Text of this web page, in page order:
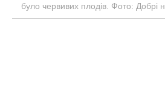
було червивих плодів. Фото: Добрі